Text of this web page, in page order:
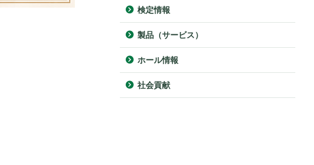
検定情報
製品（サービス）
ホール情報
社会貢献